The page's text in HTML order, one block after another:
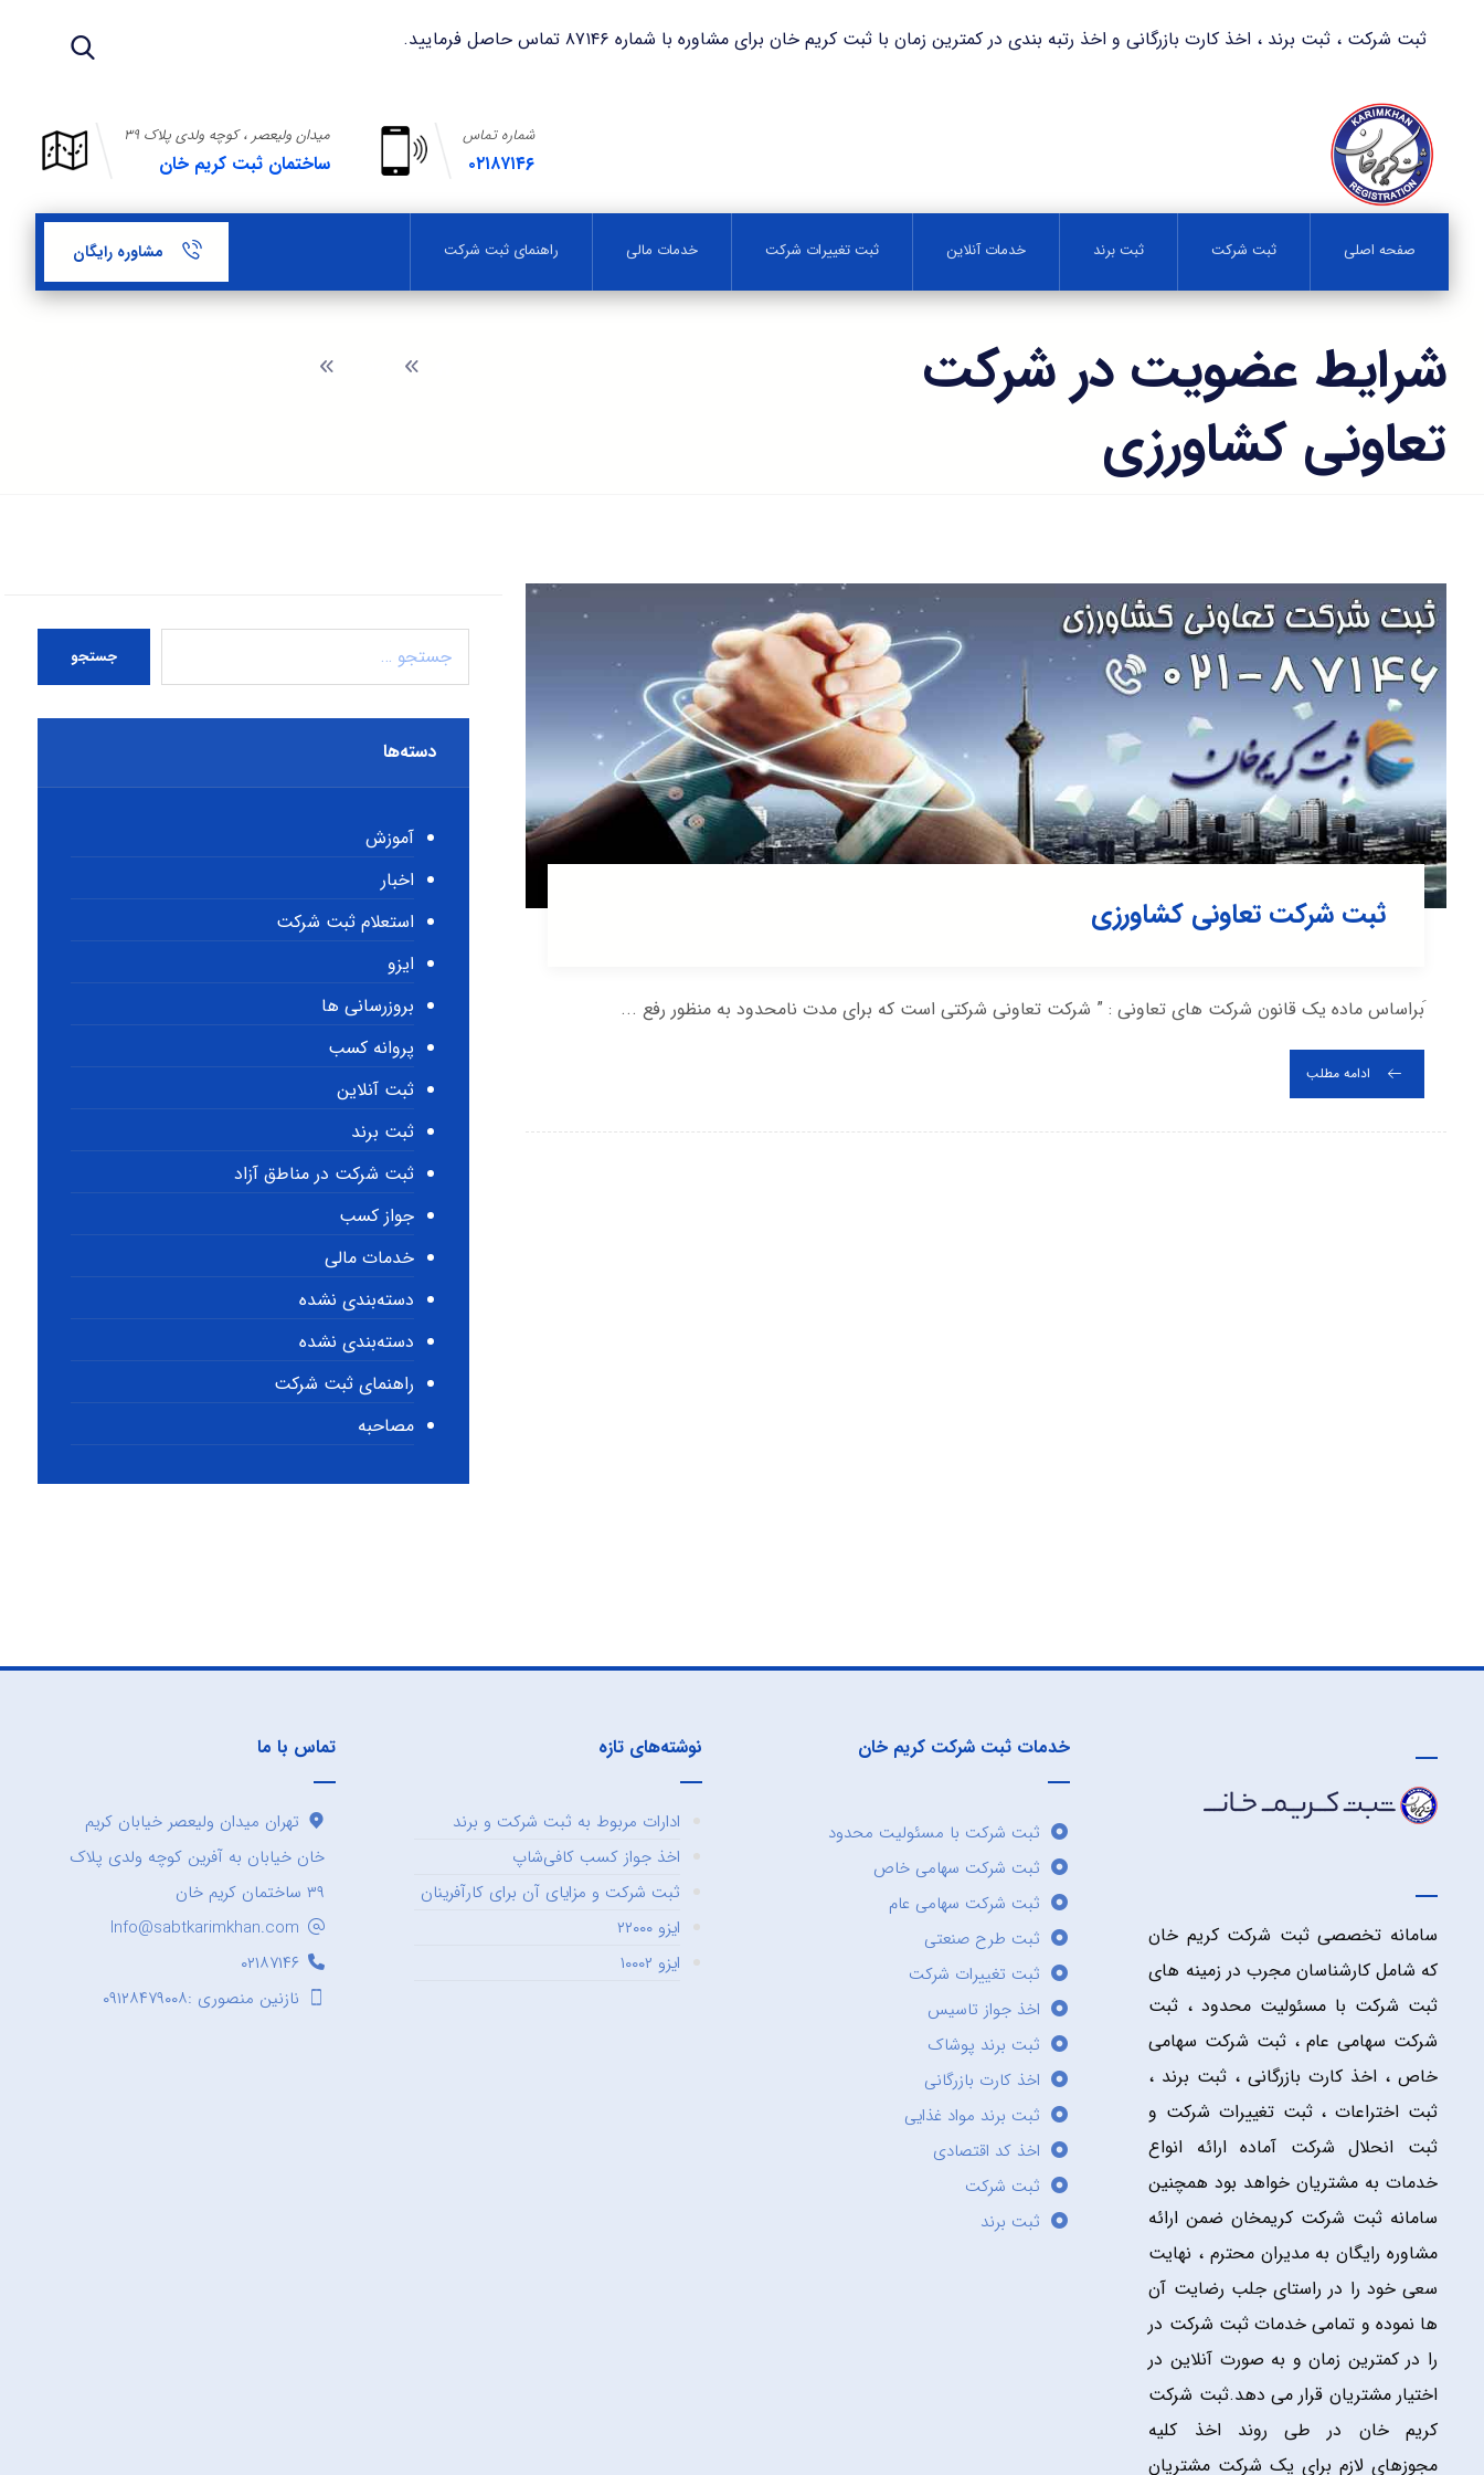
ثبت شرکت ، ثبت برند ، اخذ کارت بازرگانی و اخذ رتبه بندی در کمترین زمان با ثبت کریم خان برای مشاوره با شماره ۸۷۱۴۶ تماس حاصل فرمایید.
میدان ولیعصر ، کوچه ولدی پلاک ۳۹
ساختمان ثبت کریم خان
شماره تماس
۰۲۱۸۷۱۴۶
صفحه اصلی ثبت شرکت ثبت برند خدمات آنلاین ثبت تغییرات شرکت خدمات مالی راهنمای ثبت شرکت مشاوره رایگان
شرایط عضویت در شرکت
تعاونی کشاورزی
ثبت شرکت تعاونی کشاورزی
َبراساس ماده یک قانون شرکت های تعاونی : ” شرکت تعاونی شرکتی است که برای مدت نامحدود به منظور رفع ...
ادامه مطلب
جستجو
دسته‌ها
آموزش
اخبار
استعلام ثبت شرکت
ایزو
بروزرسانی ها
پروانه کسب
ثبت آنلاین
ثبت برند
ثبت شرکت در مناطق آزاد
جواز کسب
خدمات مالی
دسته‌بندی نشده
دسته‌بندی نشده
راهنمای ثبت شرکت
مصاحبه
سامانه تخصصی ثبت شرکت کریم خان
که شامل کارشناسان مجرب در زمینه های
ثبت شرکت با مسئولیت محدود ، ثبت
شرکت سهامی عام ، ثبت شرکت سهامی
خاص ، اخذ کارت بازرگانی ، ثبت برند ،
ثبت اختراعات ، ثبت تغییرات شرکت و
ثبت انحلال شرکت آماده ارائه انواع
خدمات به مشتریان خواهد بود همچنین
سامانه ثبت شرکت کریمخان ضمن ارائه
مشاوره رایگان به مدیران محترم ، نهایت
سعی خود را در راستای جلب رضایت آن
ها نموده و تمامی خدمات ثبت شرکت در
را در کمترین زمان و به صورت آنلاین در
اختیار مشتریان قرار می دهد.ثبت شرکت
کریم خان در طی روند اخذ کلیه
مجوزهای لازم برای یک شرکت مشتریان
خدمات ثبت شرکت کریم خان
ثبت شرکت با مسئولیت محدود
ثبت شرکت سهامی خاص
ثبت شرکت سهامی عام
ثبت طرح صنعتی
ثبت تغییرات شرکت
اخذ جواز تاسیس
ثبت برند پوشاک
اخذ کارت بازرگانی
ثبت برند مواد غذایی
اخذ کد اقتصادی
ثبت شرکت
ثبت برند
نوشته‌های تازه
ادارات مربوط به ثبت شرکت و برند
اخذ جواز کسب کافی‌شاپ
ثبت شرکت و مزایای آن برای کارآفرینان
ایزو ۲۲۰۰۰
ایزو ۱۰۰۰۲
تماس با ما
تهران میدان ولیعصر خیابان کریم
خان خیابان به آفرین کوچه ولدی پلاک
۳۹ ساختمان کریم خان
Info@sabtkarimkhan.com
۰۲۱۸۷۱۴۶
نازنین منصوری :۰۹۱۲۸۴۷۹۰۰۸